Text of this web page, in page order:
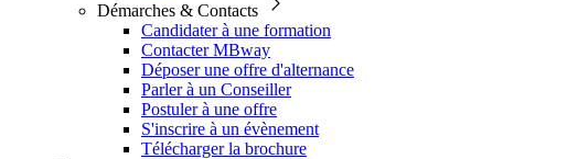
Démarches & Contacts
Candidater à une formation
Contacter MBway
Déposer une offre d'alternance
Parler à un Conseiller
Postuler à une offre
S'inscrire à un évènement
Télécharger la brochure